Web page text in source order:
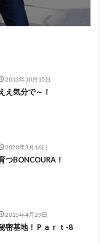
2013年10月15日
え気分で～！
2020年3月16日
つBONCOURA！
2015年4月29日
密基地！Ｐａｒｔ-8